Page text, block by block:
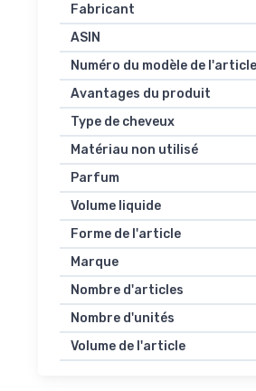
Fabricant
ASIN
Numéro du modèle de l'article
Avantages du produit
Type de cheveux
Matériau non utilisé
Parfum
Volume liquide
Forme de l'article
Marque
Nombre d'articles
Nombre d'unités
Volume de l'article